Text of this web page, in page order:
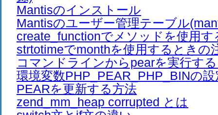
Mantisのインストール
Mantisのユーザー管理テーブル
create_functionでメソッドを使用す
strtotimeでmonthを使用するときの
コマンドラインからpearを実行す
環境変数PHP_PEAR_PHP_BINの設
PEARを更新する方法
zend_mm_heap corrupted とは